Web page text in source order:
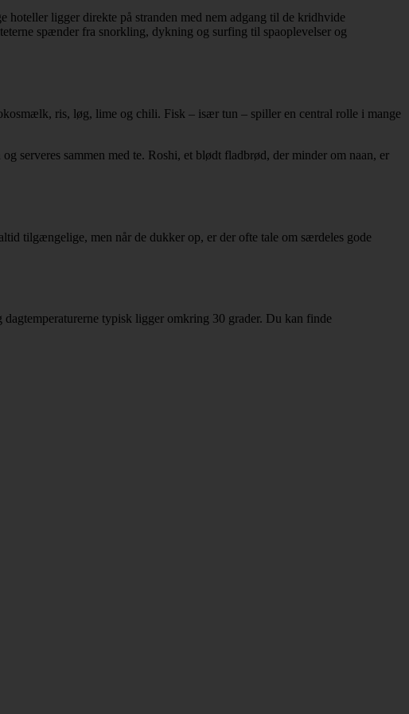
ligger direkte på stranden med nem adgang til de kridhvide
spænder fra snorkling, dykning og surfing til spaoplevelser og
ris, løg, lime og chili. Fisk – især tun – spiller en central rolle i mange
serveres sammen med te. Roshi, et blødt fladbrød, der minder om naan, er
tilgængelige, men når de dukker op, er der ofte tale om særdeles gode
typisk ligger omkring 30 grader. Du kan finde